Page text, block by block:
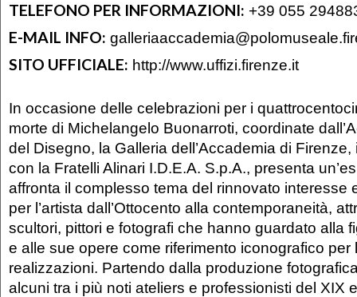
TELEFONO PER INFORMAZIONI: +39 055
E-MAIL INFO:
SITO UFFICIALE: http://www.uffizi.firenze.it
In occasione delle celebrazioni per i
morte di Michelangelo Buonarroti, coordinate
del Disegno, la Galleria dell’Accademia di
con la Fratelli Alinari I.D.E.A. S.p.A., presenta
affronta il complesso tema del rinnovato interesse
per l’artista dall’Ottocento alla contemporaneità,
scultori, pittori e fotografi che hanno guardato alla
e alle sue opere come riferimento iconografico per
realizzazioni. Partendo dalla produzione
alcuni tra i più noti ateliers e professionisti del XIX